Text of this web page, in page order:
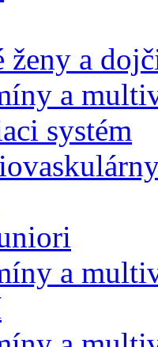
ženy a
a
systém
a